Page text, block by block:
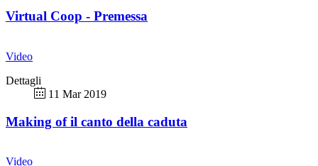
Virtual Coop - Premessa
Video
Dettagli
11 Mar 2019
Making of il canto della caduta
Video